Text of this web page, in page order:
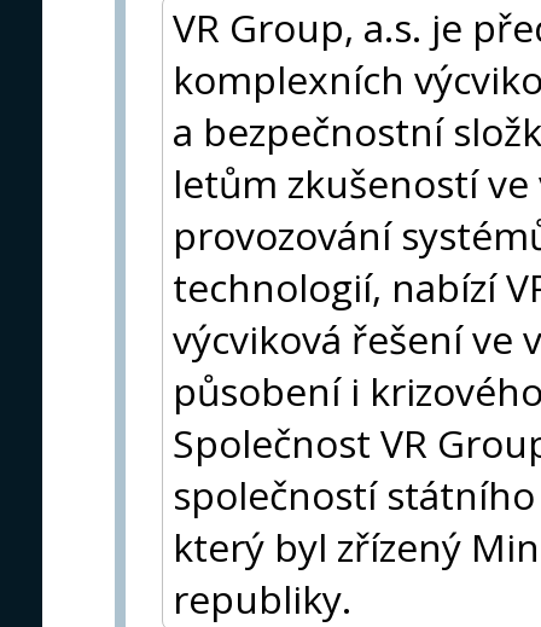
VR Group, a.s. je
komplexních
a bezpečnostní
letům zkušeností
provozování
technologií, nabízí
výcviková řešení ve
působení i
Společnost VR
společností státního
který byl zřízený
republiky.